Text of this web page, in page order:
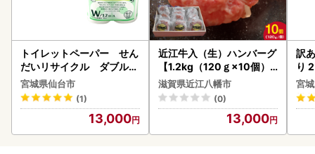
トイレットペーパー せん
だいリサイクル ダブル9
6ロール｜トイレット
宮城県仙台市
(1)
13,000
近江牛入（生）ハンバーグ
【1.2kg（120ｇ×10個）
】【AG09W】
滋賀県近江八幡市
(0)
13,000
訳
り
鮭
宮